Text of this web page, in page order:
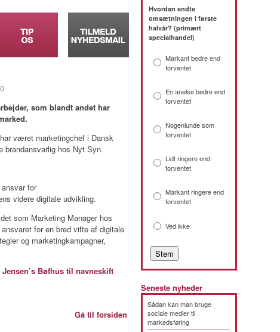
som blandt andet har
været marketingchef i Dansk
hos Nyt Syn.
for
videre digitale udvikling.
som Marketing Manager hos
for en bred vifte af digitale
og marketingkampagner,
Bøfhus til navneskift
Gå til forsiden
Hvordan endte
omsætningen i første
halvår? (primært
specialhandel)
Markant bedre end
forventet
En anelse bedre end
forventet
Nogenlunde som
forventet
Lidt ringere end
forventet
Markant ringere end
forventet
Ved ikke
Seneste nyheder
Sådan kan man bruge
sociale medier til
markedsføring